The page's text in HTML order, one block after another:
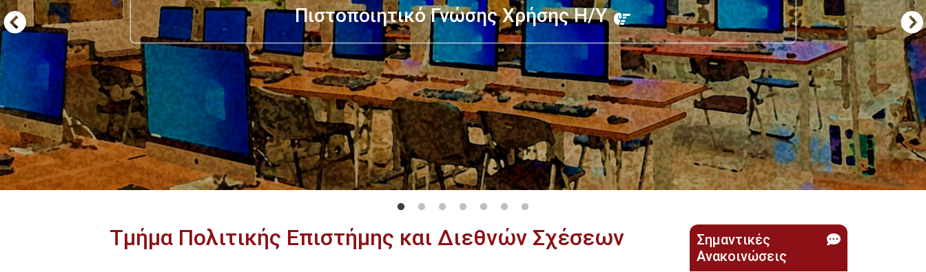
Πιστοποιητικό Γνώσης Χρήσης Η/Υ
Τμήμα Πολιτικής Επιστήμης και Διεθνών Σχέσεων
Σημαντικές
Ανακοινώσεις